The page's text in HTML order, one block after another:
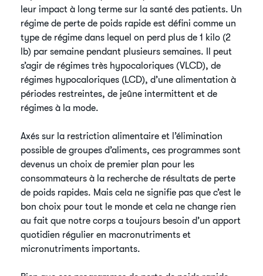
leur impact à long terme sur la santé des patients. Un
régime de perte de poids rapide est défini comme un
type de régime dans lequel on perd plus de 1 kilo (2
lb) par semaine pendant plusieurs semaines. Il peut
s’agir de régimes très hypocaloriques (VLCD), de
régimes hypocaloriques (LCD), d’une alimentation à
périodes restreintes, de jeûne intermittent et de
régimes à la mode.
Axés sur la restriction alimentaire et l’élimination
possible de groupes d’aliments, ces programmes sont
devenus un choix de premier plan pour les
consommateurs à la recherche de résultats de perte
de poids rapides. Mais cela ne signifie pas que c’est le
bon choix pour tout le monde et cela ne change rien
au fait que notre corps a toujours besoin d’un apport
quotidien régulier en macronutriments et
micronutriments importants.